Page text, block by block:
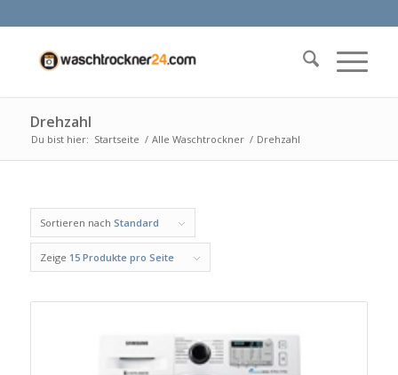
Drehzahl
Du bist hier: Startseite / Alle Waschtrockner / Drehzahl
Sortieren nach Standard
Zeige 15 Produkte pro Seite